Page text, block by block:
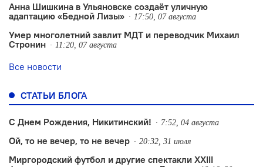
Анна Шишкина в Ульяновске создаëт уличную
адаптацию «Бедной Лизы»
17:50, 07 августа
Умер многолетний завлит МДТ и переводчик Михаил
Стронин
11:20, 07 августа
Все новости
СТАТЬИ БЛОГА
С Днем Рождения, Никитинский! 7:52, 04 августа
Ой, то не вечер, то не вечер 20:32, 31 июля
Миргородский футбол и другие спектакли XXIII